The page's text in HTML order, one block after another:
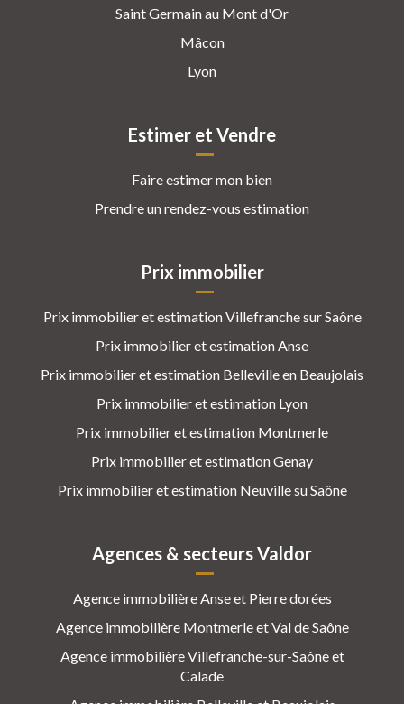
Saint Germain au Mont d'Or
Mâcon
Lyon
Estimer et Vendre
Faire estimer mon bien
Prendre un rendez-vous estimation
Prix immobilier
Prix immobilier et estimation Villefranche sur Saône
Prix immobilier et estimation Anse
Prix immobilier et estimation Belleville en Beaujolais
Prix immobilier et estimation Lyon
Prix immobilier et estimation Montmerle
Prix immobilier et estimation Genay
Prix immobilier et estimation Neuville su Saône
Agences & secteurs Valdor
Agence immobilière Anse et Pierre dorées
Agence immobilière Montmerle et Val de Saône
Agence immobilière Villefranche-sur-Saône et
Calade